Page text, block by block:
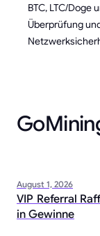
BTC, LTC/Doge
Überprüfung
August 1, 2026
VIP Referral
in Gewinne